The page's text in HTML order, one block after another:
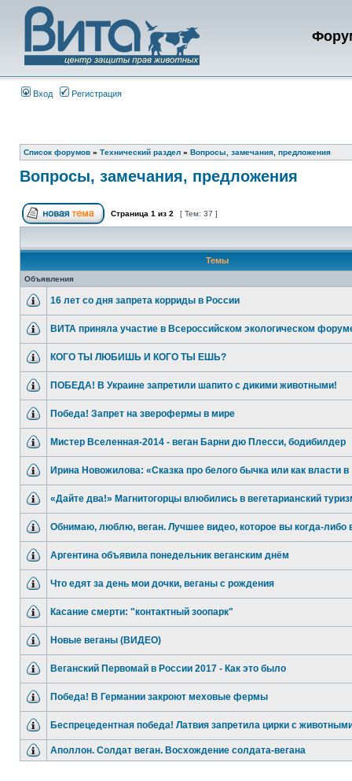
Вход Регистрация
Список форумов » Технический раздел » Вопросы, замечания, предложения
Вопросы, замечания, предложения
Страница 1 из 2 [ Тем: 37 ]
Темы
Объявления
16 лет со дня запрета корриды в России
ВИТА приняла участие в Всероссийском экологическом
КОГО ТЫ ЛЮБИШЬ И КОГО ТЫ ЕШЬ?
ПОБЕДА! В Украине запретили шапито с дикими животными!
Победа! Запрет на зверофермы в мире
Мистер Вселенная-2014 - веган Барни дю Плесси, бодибилдер
Ирина Новожилова: «Сказка про белого бычка или как власти в
«Дайте два!» Магнитогорцы влюбились в вегетарианский
Обнимаю, люблю, веган. Лучшее видео, которое вы когда-либо
Аргентина объявила понедельник веганским днём
Что едят за день мои дочки, веганы с рождения
Касание смерти: "контактный зоопарк"
Новые веганы (ВИДЕО)
Веганский Первомай в России 2017 - Как это было
Победа! В Германии закроют меховые фермы
Беспрецедентная победа! Латвия запретила цирки с
Аполлон. Солдат веган. Восхождение солдата-вегана